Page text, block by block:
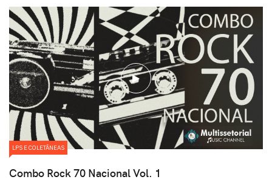
play
LPS E COLETÂNEAS
Combo Rock 70 Nacional Vol. 1